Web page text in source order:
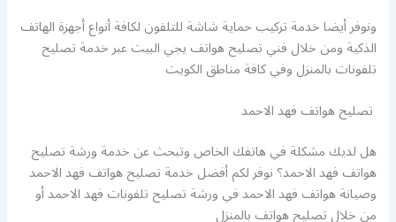
ونوفر أيضا خدمة تركيب حماية شاشة للتلفون لكافة أنواع أجهزة الهاتف
الذكية ومن خلال فني تصليح هواتف يجي البيت عبر خدمة تصليح
تلفونات بالمنزل وفي كافة مناطق الكويت
تصليح هواتف فهد الاحمد
هل لديك مشكلة في هاتفك الخاص وتبحث عن خدمة ورشة تصليح
هواتف فهد الاحمد؟ نوفر لكم أفضل خدمة تصليح هواتف فهد الاحمد
وصيانة هواتف فهد الاحمد في ورشة تصليح تلفونات فهد الاحمد أو
من خلال تصليح هواتف بالمنزل